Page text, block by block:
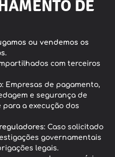
DE
ou vendemos os
.
com terceiros
: Empresas de pagamento,
e segurança de
a execução dos
: Caso solicitado
governamentais
legais.